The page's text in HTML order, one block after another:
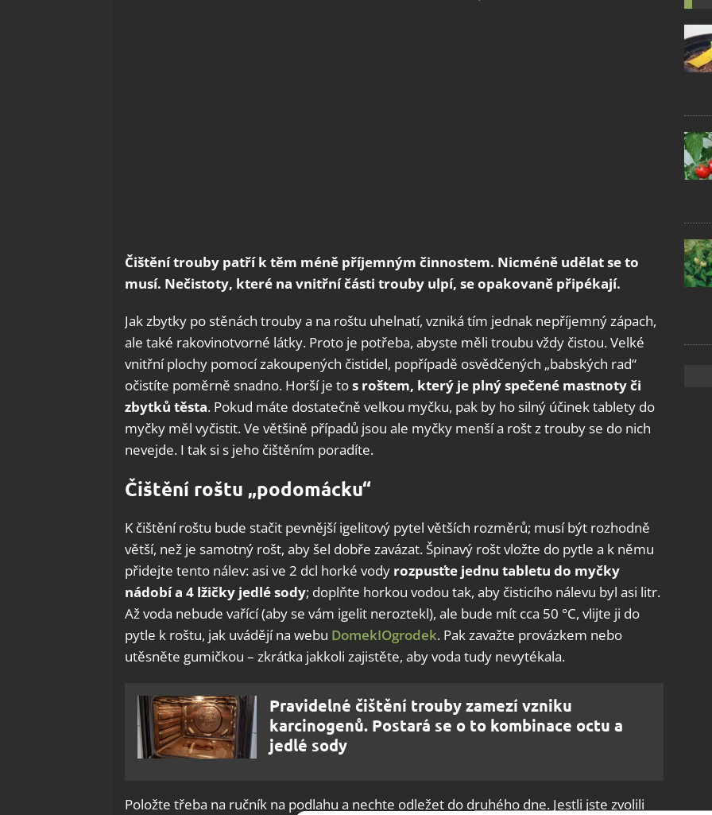
Čištění trouby patří k těm méně příjemným činnostem. Nicméně udělat se to
musí. Nečistoty, které na vnitřní části trouby ulpí, se opakovaně připékají.
Jak zbytky po stěnách trouby a na roštu uhelnatí, vzniká tím jednak nepříjemný zápach,
ale také rakovinotvorné látky. Proto je potřeba, abyste měli troubu vždy čistou. Velké
vnitřní plochy pomocí zakoupených čistidel, popřípadě osvědčených „babských rad“
očistíte poměrně snadno. Horší je tos roštem, který je plný spečené mastnoty či
zbytků těsta. Pokud máte dostatečně velkou myčku, pak by ho silný účinek tablety do
myčky měl vyčistit. Ve většině případů jsou ale myčky menší a rošt z trouby se do nich
nevejde. I tak si s jeho čištěním poradíte.
Čištění roštu „podomácku“
K čištění roštu bude stačit pevnější igelitový pytel větších rozměrů; musí být rozhodně
větší, než je samotný rošt, aby šel dobře zavázat. Špinavý rošt vložte do pytle a k němu
přidejte tento nálev: asi ve 2 dcl horké vody rozpusťte jednu tabletu do myčky
nádobí a 4 lžičky jedlé sody; doplňte horkou vodou tak, aby čisticího nálevu byl asi litr.
Až voda nebude vařící (aby se vám igelit neroztekl), ale bude mít cca 50 °C, vlijte ji do
pytle k roštu, jak uvádějí na webu DomekIOgrodek. Pak zavažte provázkem nebo
utěsněte gumičkou – zkrátka jakkoli zajistěte, aby voda tudy nevytékala.
Pravidelné čištění trouby zamezí vzniku
karcinogenů. Postará se o to kombinace octu a
jedlé sody
Položte třeba na ručník na podlahu a nechte odležet do druhého dne. Jestli jste zvolili